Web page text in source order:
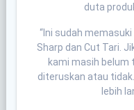
duta
“Ini sudah
Sharp dan Cut Tari.
kami masih belum
diteruskan atau
lebih